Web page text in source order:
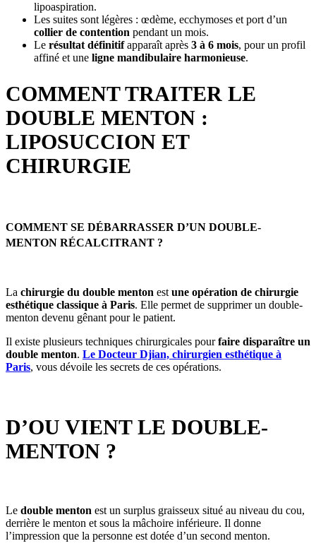
lipoaspiration.
Les suites sont légères : œdème, ecchymoses et port d’un
collier de contention pendant un mois.
Le résultat définitifapparaît après 3 à 6 mois, pour un profil
affiné et une ligne mandibulaire harmonieuse.
COMMENT TRAITER LE
DOUBLE MENTON :
LIPOSUCCION ET
CHIRURGIE
COMMENT SE DÉBARRASSER D’UN DOUBLE-
MENTON RÉCALCITRANT ?
La chirurgie du double menton est une opération de chirurgie
esthétique classique à Paris. Elle permet de supprimer un double-
menton devenu gênant pour le patient.
Il existe plusieurs techniques chirurgicales pourfaire disparaître un
double menton. Le Docteur Djian, chirurgien esthétique à
Paris, vous dévoile les secrets de ces opérations.
D’OU VIENT LE DOUBLE-
MENTON ?
Le double menton est un surplus graisseux situé au niveau du cou,
derrière le menton et sous la mâchoire inférieure. Il donne
l’impression que la personne est dotée d’un second menton.